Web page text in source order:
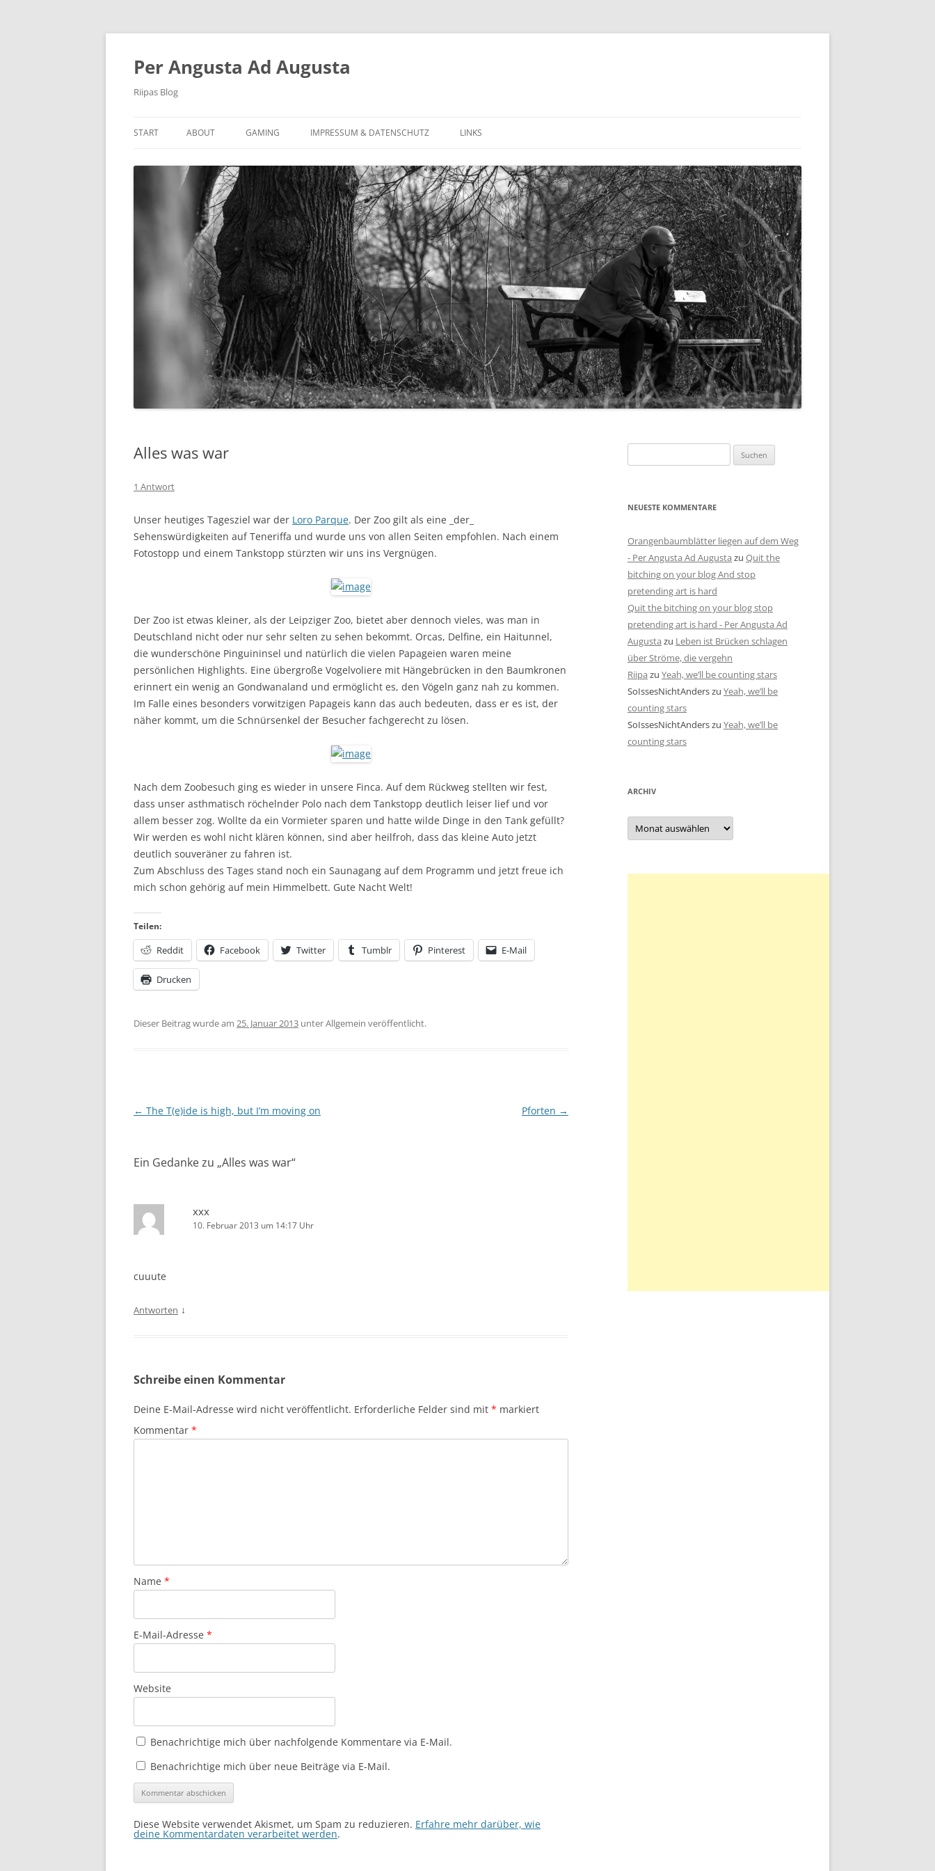
Per Angusta Ad Augusta
Riipas Blog
Inhalt
START ABOUT GAMING IMPRESSUM & DATENSCHUTZ LINKS
Alles was war
1 Antwort
Unser heutiges Tagesziel war der Loro Parque. Der Zoo gilt als eine _der_
Sehenswürdigkeiten auf Teneriffa und wurde uns von allen Seiten empfohlen. Nach einem
Fotostopp und einem Tankstopp stürzten wir uns ins Vergnügen.
Der Zoo ist etwas kleiner, als der Leipziger Zoo, bietet aber dennoch vieles, was man in
Deutschland nicht oder nur sehr selten zu sehen bekommt. Orcas, Delfine, ein Haitunnel,
die wunderschöne Pinguininsel und natürlich die vielen Papageien waren meine
persönlichen Highlights. Eine übergroße Vogelvoliere mit Hängebrücken in den Baumkronen
erinnert ein wenig an Gondwanaland und ermöglicht es, den Vögeln ganz nah zu kommen.
Im Falle eines besonders vorwitzigen Papageis kann das auch bedeuten, dass er es ist, der
näher kommt, um die Schnürsenkel der Besucher fachgerecht zu lösen.
Nach dem Zoobesuch ging es wieder in unsere Finca. Auf dem Rückweg stellten wir fest,
dass unser asthmatisch röchelnder Polo nach dem Tankstopp deutlich leiser lief und vor
allem besser zog. Wollte da ein Vormieter sparen und hatte wilde Dinge in den Tank gefüllt?
Wir werden es wohl nicht klären können, sind aber heilfroh, dass das kleine Auto jetzt
deutlich souveräner zu fahren ist.
Zum Abschluss des Tages stand noch ein Saunagang auf dem Programm und jetzt freue ich
mich schon gehörig auf mein Himmelbett. Gute Nacht Welt!
Teilen:
Reddit Facebook Twitter Tumblr Pinterest E-Mail
Drucken
Dieser Beitrag wurde am 25. Januar 2013 unter Allgemein veröffentlicht.
Beitragsnavigation
← The T(e)ide is high, but I’m moving on Pforten →
Ein Gedanke zu „Alles was war“
xxx
10. Februar 2013 um 14:17 Uhr
cuuute
Antworten ↓
Schreibe einen Kommentar
Deine E-Mail-Adresse wird nicht veröffentlicht. Erforderliche Felder sind mit * markiert
Kommentar *
Name *
E-Mail-Adresse *
Website
Benachrichtige mich über nachfolgende Kommentare via E-Mail.
Benachrichtige mich über neue Beiträge via E-Mail.
Diese Website verwendet Akismet, um Spam zu reduzieren. Erfahre mehr darüber, wie
deine Kommentardaten verarbeitet werden.
nach:
NEUESTE KOMMENTARE
Orangenbaumblätter liegen auf dem Weg
- Per Angusta Ad Augusta zu Quit the
bitching on your blog And stop
pretending art is hard
Quit the bitching on your blog stop
pretending art is hard - Per Angusta Ad
Augusta zu Leben ist Brücken schlagen
über Ströme, die vergehn
Riipa zu Yeah, we’ll be counting stars
SoIssesNichtAnderszu Yeah, we’ll be
counting stars
SoIssesNichtAnderszu Yeah, we’ll be
counting stars
ARCHIV
Archiv